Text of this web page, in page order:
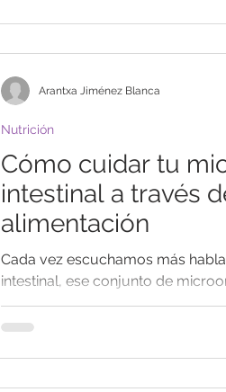
Cómo cuidar tu
intestinal a través
alimentación
Cada vez escuchamos más
intestinal, ese conjunto de
en nuestro intestino y que tiene...
Nutrición
Arantxa Jiménez Blanca